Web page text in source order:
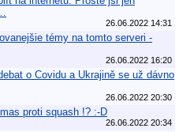
26.06.2022 14:31
témy na tomto serveri -
26.06.2022 16:20
o Covidu a Ukrajině se už dávno
26.06.2022 20:30
proti squash !? :-D
26.06.2022 20:34